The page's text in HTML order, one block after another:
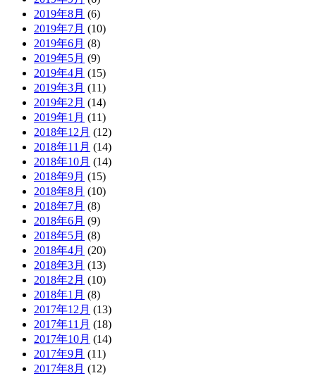
2019年8月 (6)
2019年7月 (10)
2019年6月 (8)
2019年5月 (9)
2019年4月 (15)
2019年3月 (11)
2019年2月 (14)
2019年1月 (11)
2018年12月 (12)
2018年11月 (14)
2018年10月 (14)
2018年9月 (15)
2018年8月 (10)
2018年7月 (8)
2018年6月 (9)
2018年5月 (8)
2018年4月 (20)
2018年3月 (13)
2018年2月 (10)
2018年1月 (8)
2017年12月 (13)
2017年11月 (18)
2017年10月 (14)
2017年9月 (11)
2017年8月 (12)